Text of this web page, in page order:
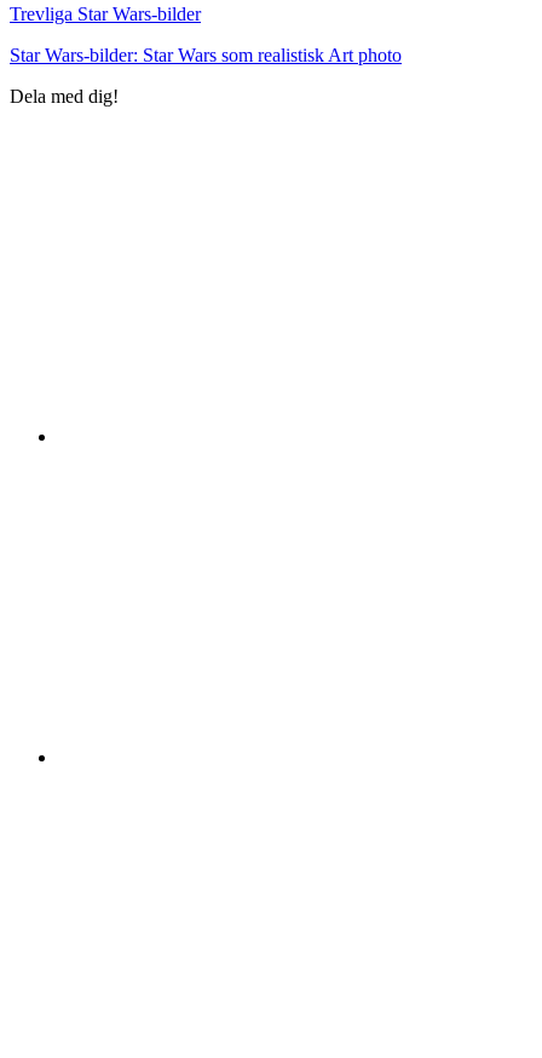
Trevliga Star Wars-bilder
Star Wars-bilder: Star Wars som realistisk Art photo
Dela med dig!